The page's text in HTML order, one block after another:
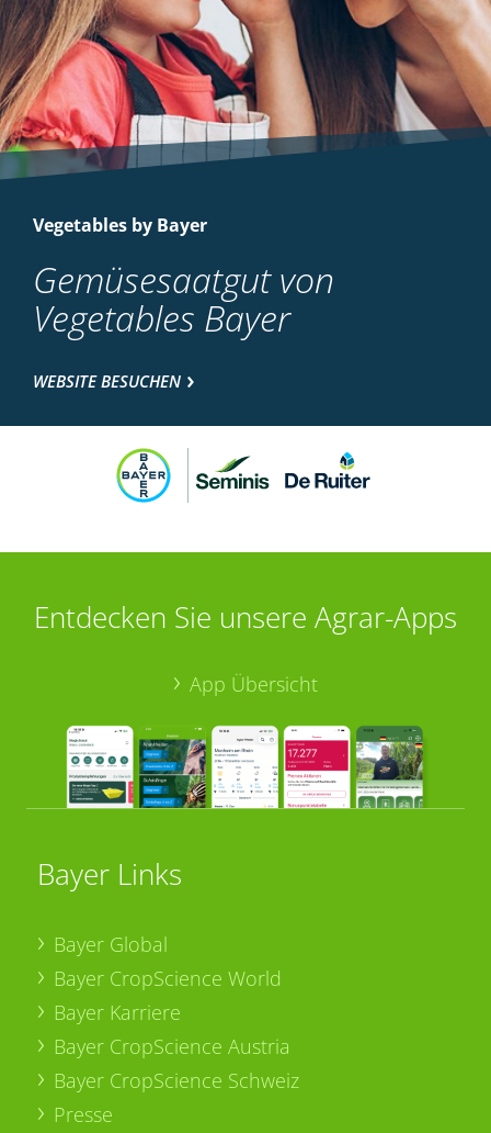
Vegetables by Bayer
Gemüsesaatgut von
Vegetables Bayer
WEBSITE BESUCHEN
Entdecken Sie unsere Agrar-Apps
App Übersicht
Bayer Links
Bayer Global
Bayer CropScience World
Bayer Karriere
Bayer CropScience Austria
Bayer CropScience Schweiz
Presse